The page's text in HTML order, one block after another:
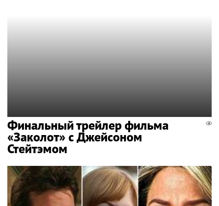
Финальный трейлер фильма
«Заколот» с Джейсоном
Стейтэмом